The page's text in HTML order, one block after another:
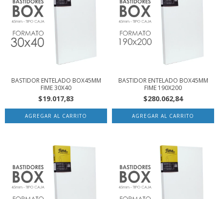
BASTIDOR ENTELADO BOX45MM
FIME 30X40
$19.017,83
BASTIDOR ENTELADO BOX45MM
FIME 190X200
$280.062,84